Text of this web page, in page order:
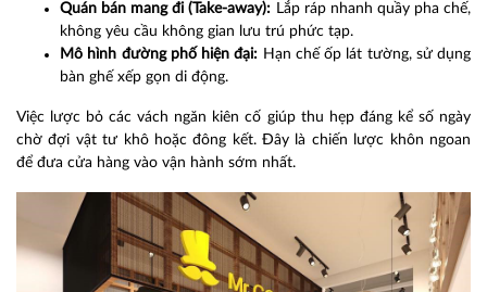
Quán bán mang đi (Take-away): Lắp ráp nhanh quầy pha chế,
không yêu cầu không gian lưu trú phức tạp.
Mô hình đường phố hiện đại: Hạn chế ốp lát tường, sử dụng
bàn ghế xếp gọn di động.
Việc lược bỏ các vách ngăn kiên cố giúp thu hẹp đáng kể số ngày
chờ đợi vật tư khô hoặc đông kết. Đây là chiến lược khôn ngoan
để đưa cửa hàng vào vận hành sớm nhất.